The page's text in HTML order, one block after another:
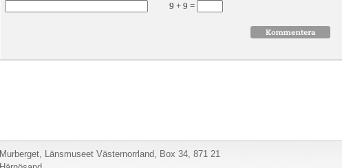
9 + 9 =
Murberget, Länsmuseet Västernorrland, Box 34, 871 21